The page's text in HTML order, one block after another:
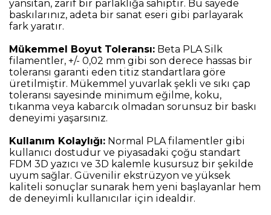
yansıtan, zarif bir parlaklığa sahiptir. Bu sayede
baskılarınız, adeta bir sanat eseri gibi parlayarak
fark yaratır.
Mükemmel Boyut Toleransı: Beta PLA Silk
filamentler, +/- 0,02 mm gibi son derece hassas bir
toleransı garanti eden titiz standartlara göre
üretilmiştir. Mükemmel yuvarlak şekli ve sıkı çap
toleransı sayesinde minimum eğilme, koku,
tıkanma veya kabarcık olmadan sorunsuz bir baskı
deneyimi yaşarsınız.
Kullanım Kolaylığı: Normal PLA filamentler gibi
kullanıcı dostudur ve piyasadaki çoğu standart
FDM 3D yazıcı ve 3D kalemle kusursuz bir şekilde
uyum sağlar. Güvenilir ekstrüzyon ve yüksek
kaliteli sonuçlar sunarak hem yeni başlayanlar hem
de deneyimli kullanıcılar için idealdir.